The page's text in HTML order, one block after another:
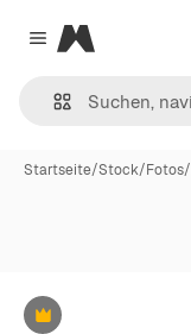
Close menu
Magnific
Startseite/Stock/Fotos/
Premium